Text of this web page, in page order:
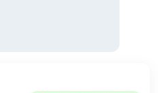
negara adalah sikap yang
persatuan. Menghormati